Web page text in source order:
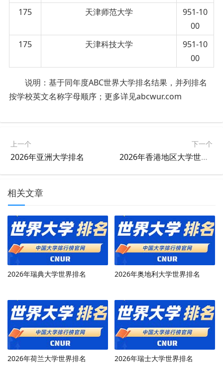
175
天津师范大学
951-10
00
175
天津科技大学
951-10
00
说明：基于同年度ABC世界大学排名结果，并列排名
按学校英文名称字母顺序；更多详见abcwur.com
上一个
2026年亚洲大学排名
下一个
2026年香港地区大学世界排名
相关文章
2026年瑞典大学世界排名 2026年奥地利大学世界排名
2026年荷兰大学世界排名 2026年瑞士大学世界排名